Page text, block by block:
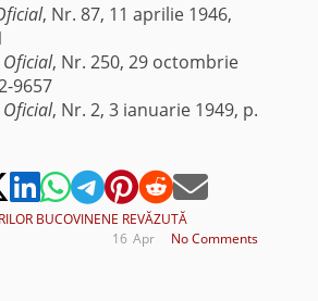
, Nr. 87, 11 aprilie 1946,
, Nr. 250, 29 octombrie
9657
, Nr. 2, 3 ianuarie 1949, p.
BUCOVINENE REVĂZUTĂ
No Comments
Apr
16